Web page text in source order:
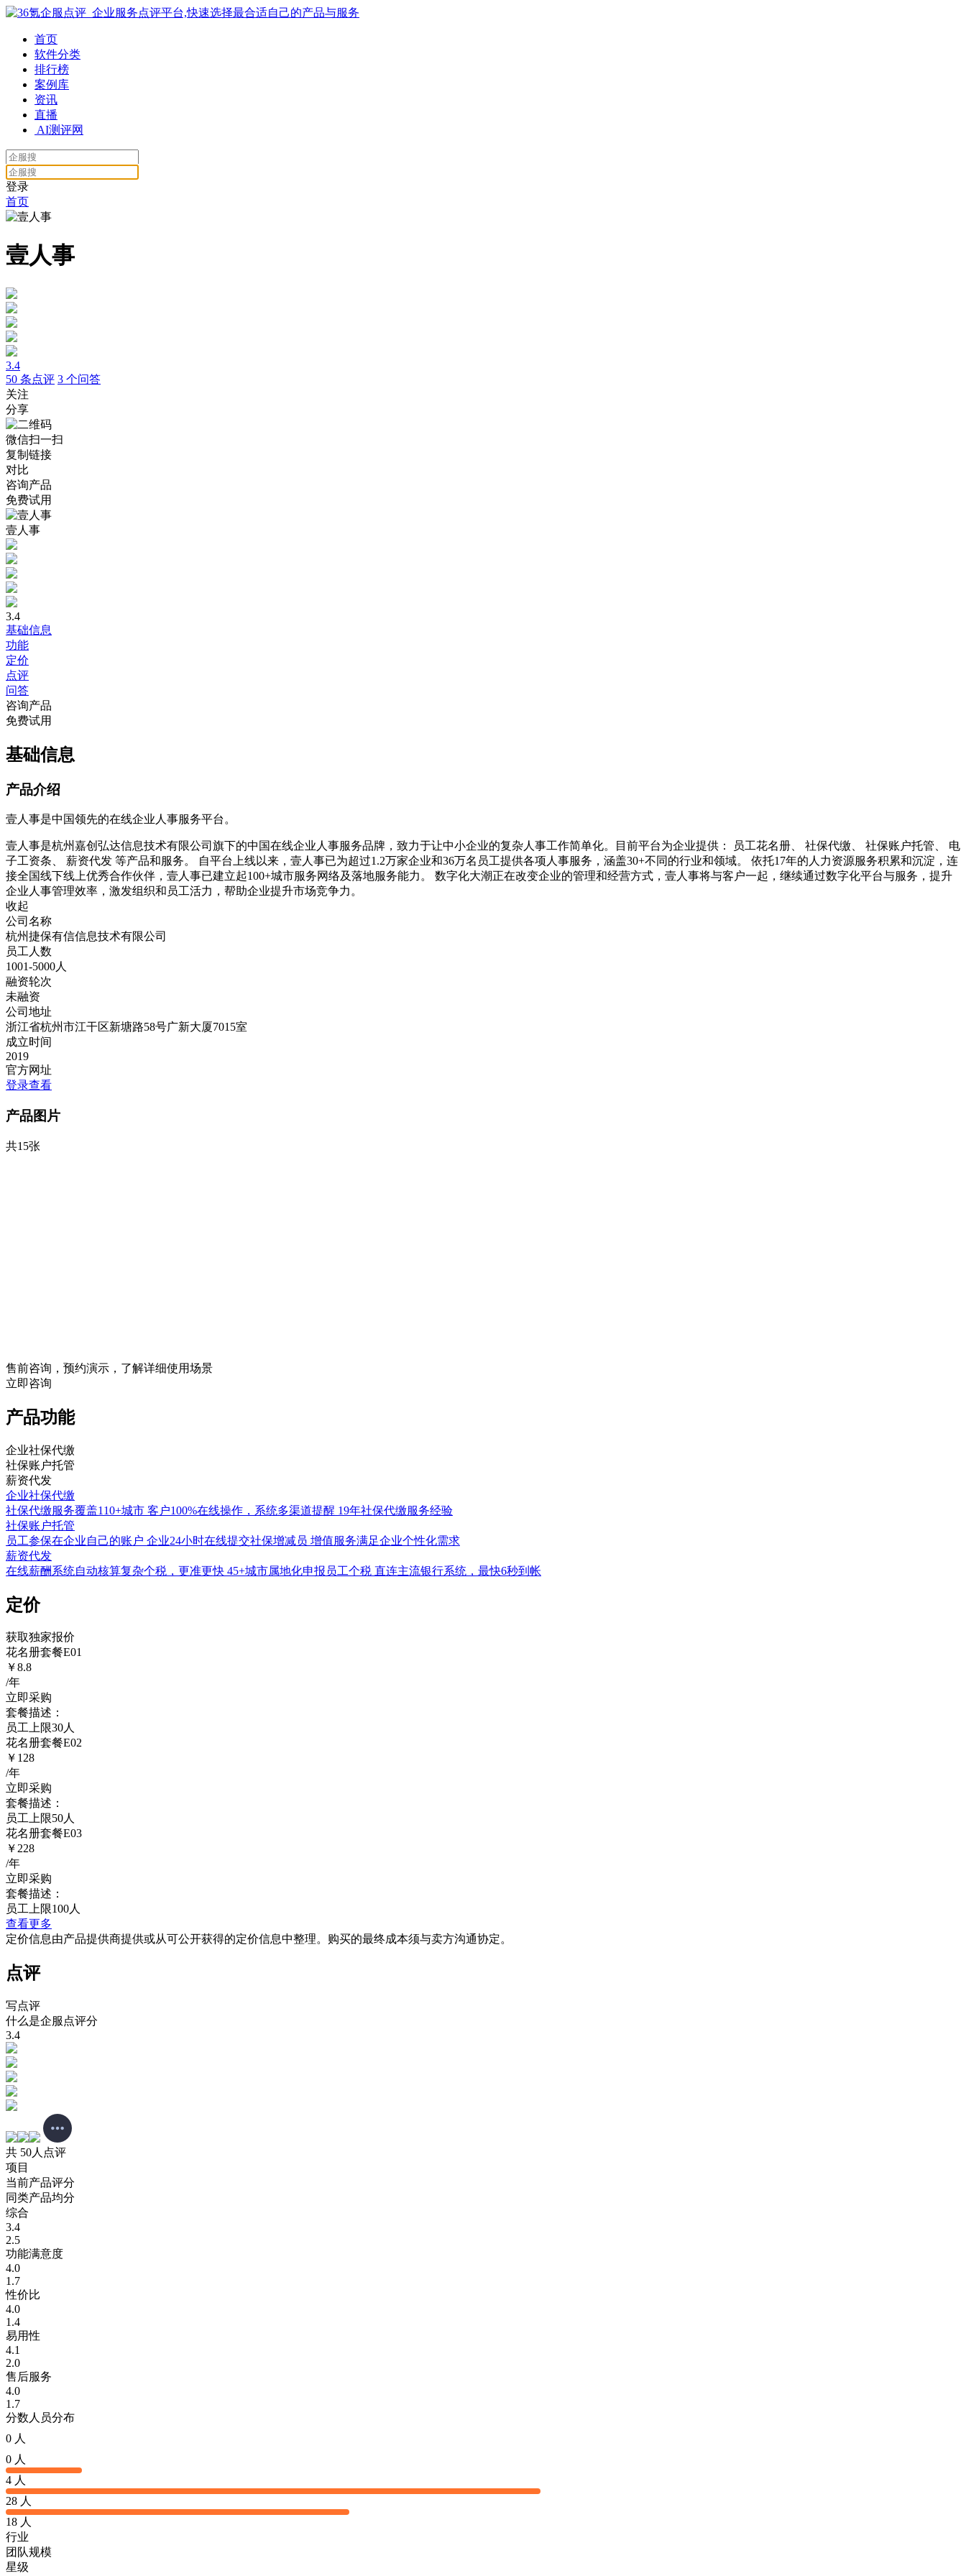
首页
软件分类
排行榜
案例库
资讯
直播
AI测评网
登录
首页
壹人事
3.4
50 条点评 3 个问答
关注
分享
微信扫一扫
复制链接
对比
咨询产品
免费试用
壹人事
3.4
基础信息
功能
定价
点评
问答
咨询产品
免费试用
基础信息
产品介绍
壹人事是中国领先的在线企业人事服务平台。
壹人事是杭州嘉创弘达信息技术有限公司旗下的中国在线企业人事服务品牌，致力于让中小企业的复杂人事工作简单化。目前平台为企业提供： 员工花名册、 社保代缴、 社保账户托管、 电
子工资条、 薪资代发 等产品和服务。 自平台上线以来，壹人事已为超过1.2万家企业和36万名员工提供各项人事服务，涵盖30+不同的行业和领域。 依托17年的人力资源服务积累和沉淀，连
接全国线下线上优秀合作伙伴，壹人事已建立起100+城市服务网络及落地服务能力。 数字化大潮正在改变企业的管理和经营方式，壹人事将与客户一起，继续通过数字化平台与服务，提升
企业人事管理效率，激发组织和员工活力，帮助企业提升市场竞争力。
收起
公司名称
杭州捷保有信信息技术有限公司
员工人数
1001-5000人
融资轮次
未融资
公司地址
浙江省杭州市江干区新塘路58号广新大厦7015室
成立时间
2019
官方网址
登录查看
产品图片
共15张
售前咨询，预约演示，了解详细使用场景
立即咨询
产品功能
企业社保代缴
社保账户托管
薪资代发
企业社保代缴
社保代缴服务覆盖110+城市 客户100%在线操作，系统多渠道提醒 19年社保代缴服务经验
社保账户托管
员工参保在企业自己的账户 企业24小时在线提交社保增减员 增值服务满足企业个性化需求
薪资代发
在线薪酬系统自动核算复杂个税，更准更快 45+城市属地化申报员工个税 直连主流银行系统，最快6秒到帐
定价
获取独家报价
花名册套餐E01
￥8.8
/年
立即采购
套餐描述：
员工上限30人
花名册套餐E02
￥128
/年
立即采购
套餐描述：
员工上限50人
花名册套餐E03
￥228
/年
立即采购
套餐描述：
员工上限100人
查看更多
定价信息由产品提供商提供或从可公开获得的定价信息中整理。购买的最终成本须与卖方沟通协定。
点评
写点评
什么是企服点评分
3.4
共 50人点评
项目
当前产品评分
同类产品均分
综合
3.4
2.5
功能满意度
4.0
1.7
性价比
4.0
1.4
易用性
4.1
2.0
售后服务
4.0
1.7
分数人员分布
0 人
0 人
4 人
28 人
18 人
行业
团队规模
星级